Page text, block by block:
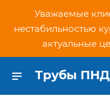
Уважаемые
нестабильностью
актуальные